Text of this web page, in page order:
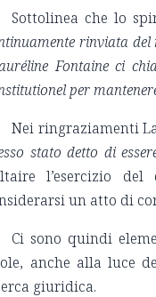
Sottolinea che lo
rinviata
Fontaine ci
per
Nei ringraziamenti
stato detto di
l’esercizio
un atto di
Ci sono quindi
anche alla luce
giuridica.